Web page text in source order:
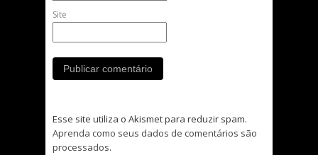
Site
Esse site utiliza o Akismet para reduzir spam.
Aprenda como seus dados de comentários são
processados.